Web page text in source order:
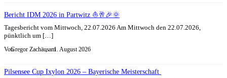
Bericht IDM 2026 in Partwitz ⛵🥂🎉🌞
Tagesbericht vom Mittwoch, 22.07.2026 Am Mittwoch den 22.07.2026,
pünktlich um […]
VonGregor Zachäus, am1. August 2026
Pilsensee Cup Ixylon 2026 – Bayerische Meisterschaft